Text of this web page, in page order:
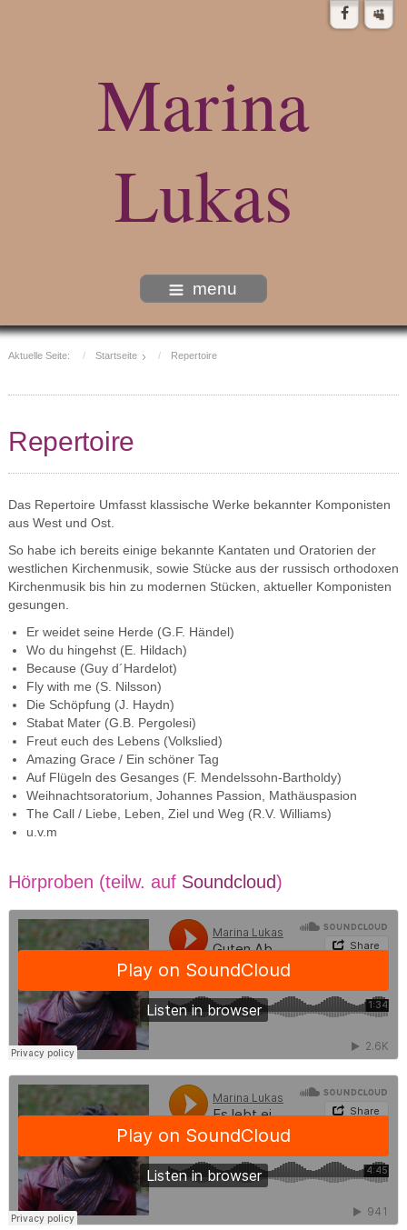
Marina
Lukas
menu
Aktuelle Seite: Startseite Repertoire
Repertoire
Das Repertoire Umfasst klassische Werke bekannter Komponisten
aus West und Ost.
So habe ich bereits einige bekannte Kantaten und Oratorien der
westlichen Kirchenmusik, sowie Stücke aus der russisch orthodoxen
Kirchenmusik bis hin zu modernen Stücken, aktueller Komponisten
gesungen.
Er weidet seine Herde (G.F. Händel)
Wo du hingehst (E. Hildach)
Because (Guy d´Hardelot)
Fly with me (S. Nilsson)
Die Schöpfung (J. Haydn)
Stabat Mater (G.B. Pergolesi)
Freut euch des Lebens (Volkslied)
Amazing Grace / Ein schöner Tag
Auf Flügeln des Gesanges (F. Mendelssohn-Bartholdy)
Weihnachtsoratorium, Johannes Passion, Mathäuspasion
The Call / Liebe, Leben, Ziel und Weg (R.V. Williams)
u.v.m
Hörproben (teilw. auf Soundcloud)